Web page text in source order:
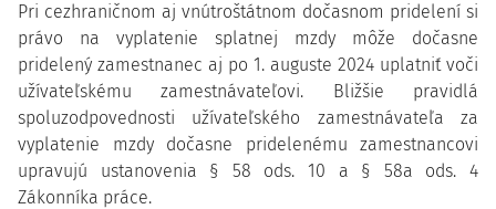
Pri cezhraničnom aj vnútroštátnom dočasnom pridelení si
právo na vyplatenie splatnej mzdy môže dočasne
pridelený zamestnanec aj po 1. auguste 2024 uplatniť voči
užívateľskému zamestnávateľovi. Bližšie pravidlá
spoluzodpovednosti užívateľského zamestnávateľa za
vyplatenie mzdy dočasne pridelenému zamestnancovi
upravujú ustanovenia § 58 ods. 10 a § 58a ods. 4
Zákonníka práce.